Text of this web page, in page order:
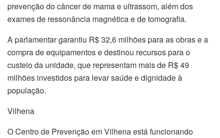
prevenção do câncer de mama e ultrassom, além dos
exames de ressonância magnética e de tomografia.
A parlamentar garantiu R$ 32,6 milhões para as obras e a
compra de equipamentos e destinou recursos para o
custeio da unidade, que representam mais de R$ 49
milhões investidos para levar saúde e dignidade à
população.
Vilhena
O Centro de Prevenção em Vilhena está funcionando